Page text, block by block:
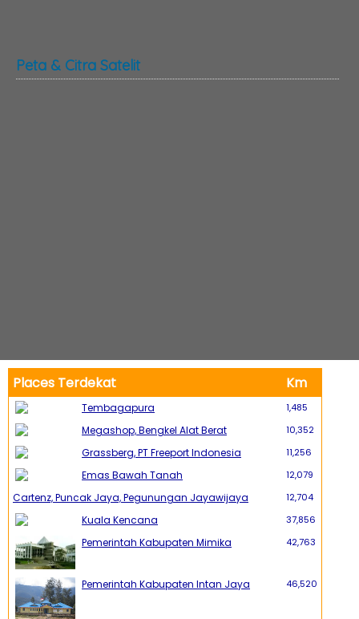
Peta & Citra Satelit
Places Terdekat Km
Tembagapura 1,485
Megashop, Bengkel Alat Berat 10,352
Grassberg, PT Freeport Indonesia 11,256
Emas Bawah Tanah 12,079
Cartenz, Puncak Jaya, Pegunungan Jayawijaya 12,704
Kuala Kencana 37,856
Pemerintah Kabupaten Mimika 42,763
Pemerintah Kabupaten Intan Jaya 46,520